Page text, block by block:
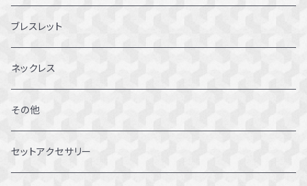
5～5.5号
6～6.5号
7～7.5号
8～8.5号
ブレスレット
ネックレス
その他
セットアクセサリー